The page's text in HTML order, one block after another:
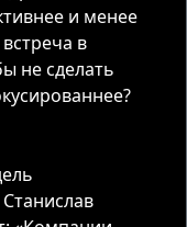
и менее
в
не сделать